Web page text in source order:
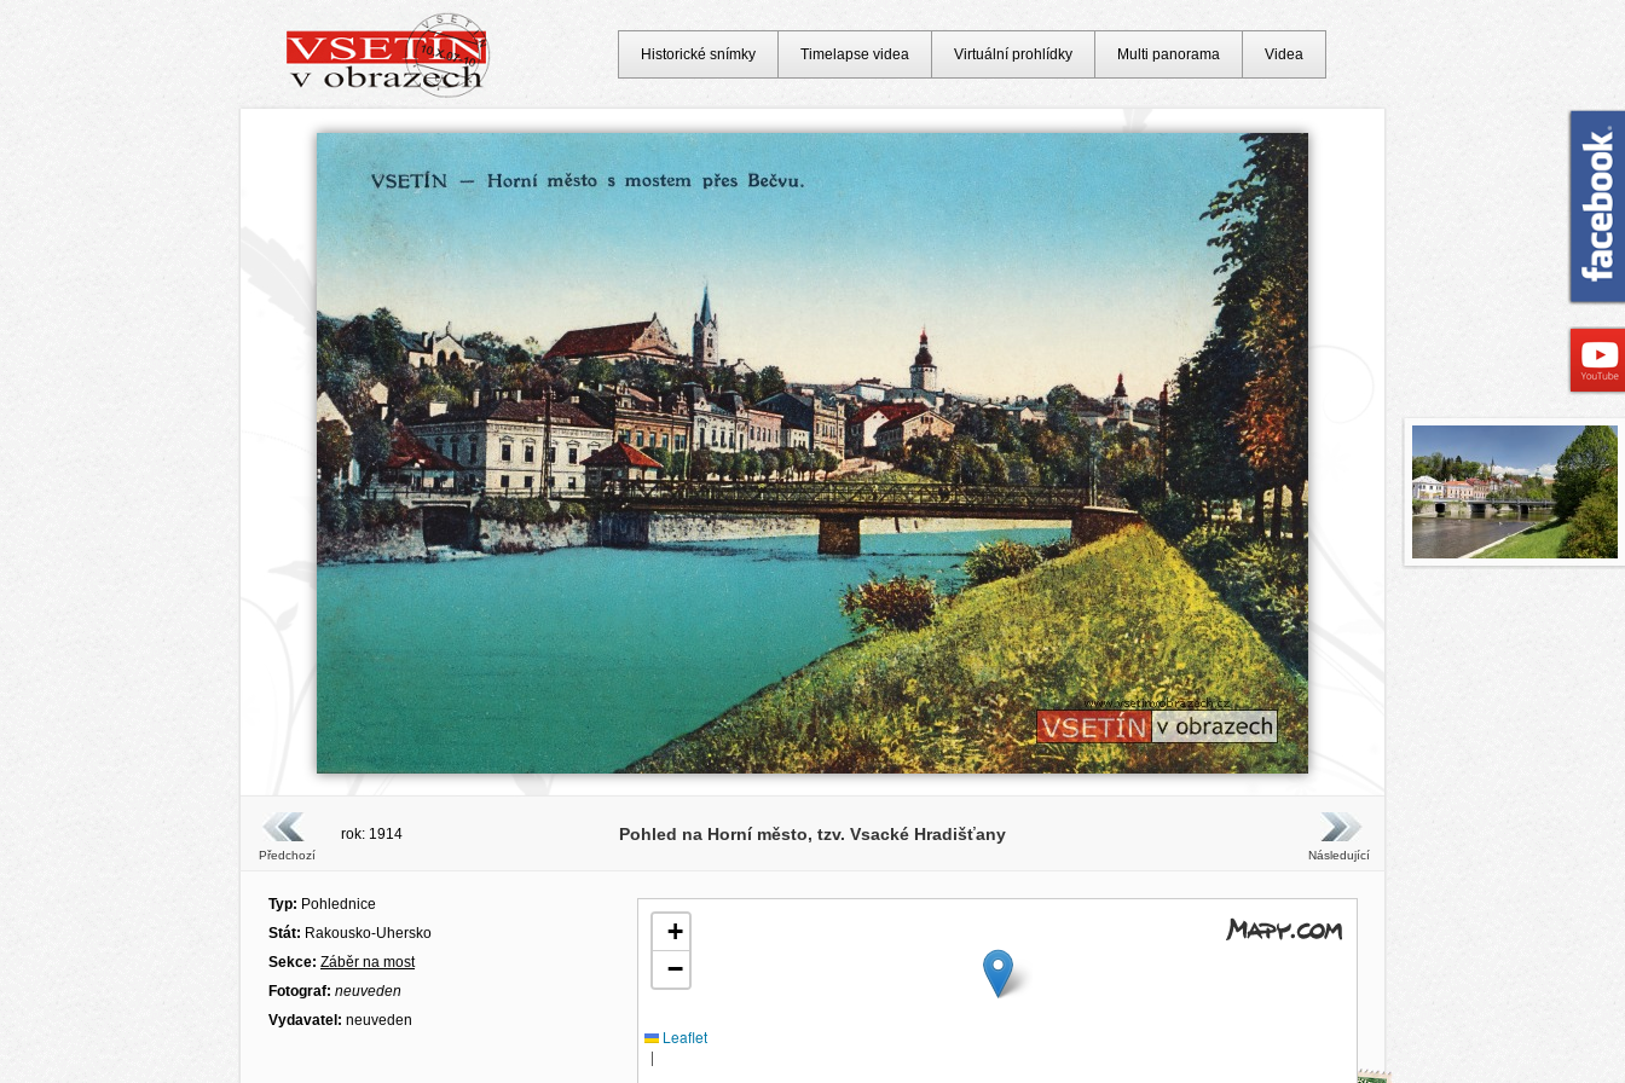
Předchozí
rok: 1914 Pohled na Horní město, tzv. Vsacké Hradišťany
Následující
Typ: Pohlednice
Stát: Rakousko-Uhersko
Sekce: Záběr na most
Fotograf: neuveden
Vydavatel: neuveden
+
−
Leaflet
|
Historické snímky Timelapse videa Virtuální prohlídky Multi panorama Videa